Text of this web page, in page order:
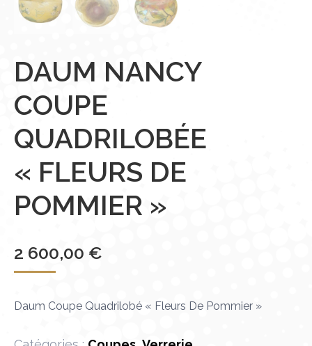
DAUM NANCY
COUPE
QUADRILOBÉE
« FLEURS DE
POMMIER »
2 600,00 €
Daum Coupe Quadrilobé « Fleurs De Pommier »